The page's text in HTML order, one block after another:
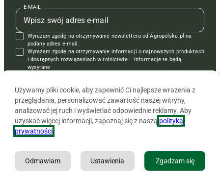
Kontakt
Regulamin
Polityka prywatności
Redakcja
Kontakt
Reklama
Reklama
Kontakt
Krzyżówki
Książki
Regulamin
E-MAIL
Wyrażam zgodę na otrzymywanie newslettera od Agropolska.pl na
podany adres e-mail.
Wyrażam zgodę na otrzymywanie informacji o najnowszych produktach
i dostępnych rozwiązaniach w rolnictwie – informacje te będą
wysyłane
Copyright © 2026 Agencja Promocji Rolnictwa i Agrobiznesu APRA
Używamy pliki cookie, aby zapewnić Ci najlepsze wrażenia z
przeglądania, personalizować zawartość naszej witryny,
analizować jej ruch i wyświetlać odpowiednie reklamy. Aby
uzyskać więcej informacji, zapoznaj się z naszą polityką
prywatności
Zgadzam się
Ustawienia
Odmawiam